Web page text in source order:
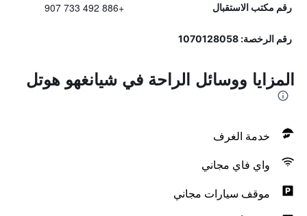
رقم مكتب الاستقبال +886 492 733 907
رقم الرخصة: 1070128058
المزايا ووسائل الراحة في شيانغهو هوتل
خدمة الغرف
واي فاي مجاني
موقف سيارات مجاني